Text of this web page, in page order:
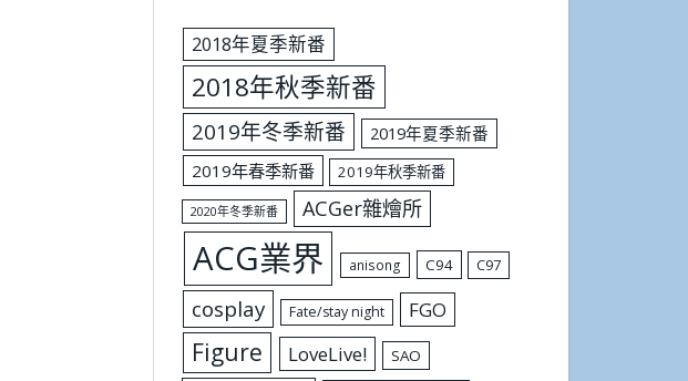
2018年夏季新番
2018年秋季新番
2019年冬季新番
2019年夏季新番
2019年春季新番
2019年秋季新番
2020年冬季新番 ACGer雜燴所
ACG業界 anisong C94 C97
cosplay Fate/stay night FGO
Figure LoveLive! SAO